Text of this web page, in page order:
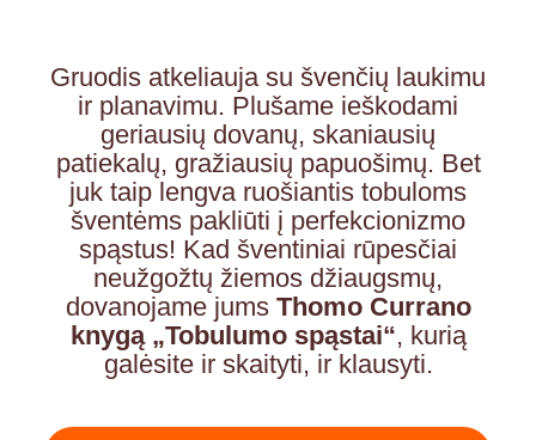
Gruodis atkeliauja su švenčių laukimu
ir planavimu. Plušame ieškodami
geriausių dovanų, skaniausių
patiekalų, gražiausių papuošimų. Bet
juk taip lengva ruošiantis tobuloms
šventėms pakliūti į perfekcionizmo
spąstus! Kad šventiniai rūpesčiai
neužgožtų žiemos džiaugsmų,
dovanojame jums Thomo Currano
knygą „Tobulumo spąstai“, kurią
galėsite ir skaityti, ir klausyti.